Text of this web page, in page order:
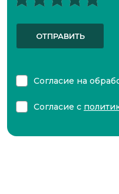
ОТПРАВИТЬ
Согласие на
Согласие с